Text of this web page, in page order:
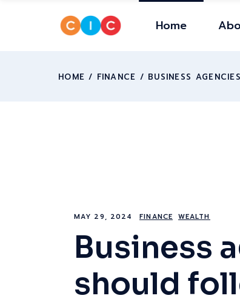
Home
HOME FINANCE BUSINESS
MAY 29, 2024 FINANCE WEALTH
Business
should